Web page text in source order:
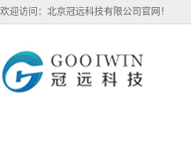
欢迎访问：北京冠远科技有限公司官网！